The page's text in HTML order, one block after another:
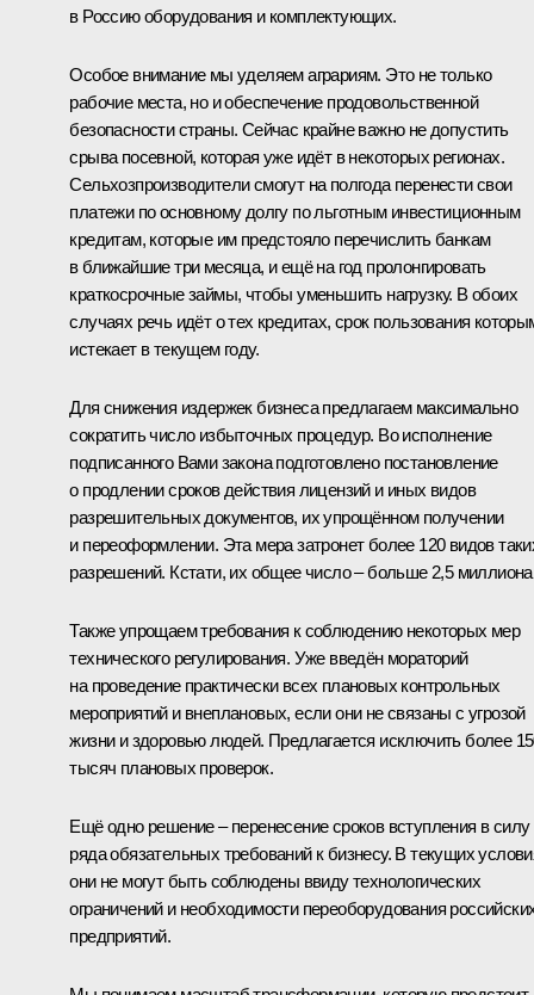
в Россию оборудования и комплектующих.
Особое внимание мы уделяем аграриям. Это не только
рабочие места, но и обеспечение продовольственной
безопасности страны. Сейчас крайне важно не допустить
срыва посевной, которая уже идёт в некоторых регионах.
Сельхозпроизводители смогут на полгода перенести свои
платежи по основному долгу по льготным инвестиционным
кредитам, которые им предстояло перечислить банкам
в ближайшие три месяца, и ещё на год пролонгировать
краткосрочные займы, чтобы уменьшить нагрузку. В обоих
случаях речь идёт о тех кредитах, срок пользования
истекает в текущем году.
Для снижения издержек бизнеса предлагаем максимально
сократить число избыточных процедур. Во исполнение
подписанного Вами закона подготовлено постановление
о продлении сроков действия лицензий и иных видов
разрешительных документов, их упрощённом получении
и переоформлении. Эта мера затронет более 120 видов
разрешений. Кстати, их общее число – больше 2,5
Также упрощаем требования к соблюдению некоторых мер
технического регулирования. Уже введён мораторий
на проведение практически всех плановых контрольных
мероприятий и внеплановых, если они не связаны с угрозой
жизни и здоровью людей. Предлагается исключить более
тысяч плановых проверок.
Ещё одно решение – перенесение сроков вступления в силу
ряда обязательных требований к бизнесу. В текущих
они не могут быть соблюдены ввиду технологических
ограничений и необходимости переоборудования
предприятий.